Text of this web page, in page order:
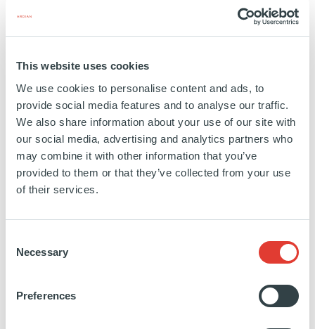
This website uses cookies
We use cookies to personalise content and ads, to
provide social media features and to analyse our traffic.
We also share information about your use of our site with
our social media, advertising and analytics partners who
may combine it with other information that you’ve
provided to them or that they’ve collected from your use
of their services.
Selection
Necessary
Preferences
Inula
BELGIQUE
INVESTISSEMENT11 DÉCEMBRE 2018
Santé et science de la vie
EN SAVOIR PLUS